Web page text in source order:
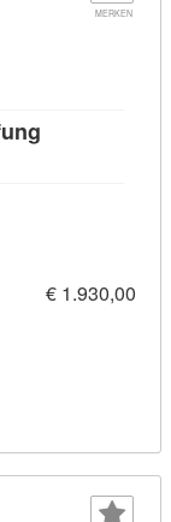
MERKEN
€ 1.930,00